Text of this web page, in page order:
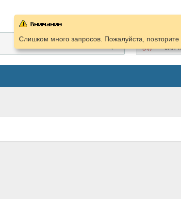
Слишком много запросов. Пожалуйста, повторите